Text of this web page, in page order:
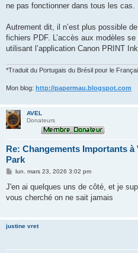
ne pas fonctionner dans tous les cas.
Autrement dit, il n’est plus possible
fichiers PDF. L’accès aux modèles
utilisant l’application Canon PRINT
*Traduit du Portugais du Brésil pour le
Mon blog: http://papermau.blogspot.com
AVEL
Donateurs
Re: Changements Importants
Park
M
s
a
lun. mars 23, 2026 3:02 pm
J'en ai quelques uns de côté, et je
vous cherché on ne sait jamais
justine vret